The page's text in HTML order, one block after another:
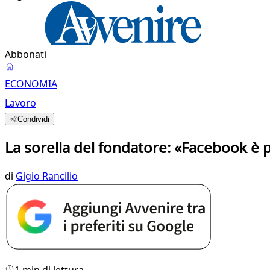
Abbonati
ECONOMIA
Lavoro
Condividi
La sorella del fondatore: «Facebook è
di Gigio Rancilio